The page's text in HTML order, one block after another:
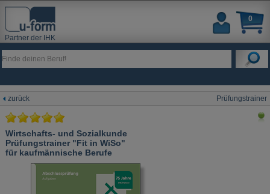
Partner der IHK
0
zurück Prüfungstrainer
Wirtschafts- und Sozialkunde
Prüfungstrainer "Fit in WiSo"
für kaufmännische Berufe